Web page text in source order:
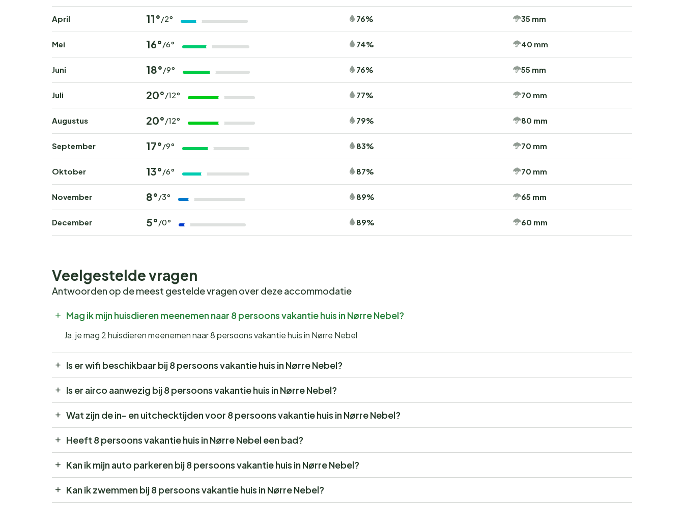
April 11°/2° 76% 35 mm
Mei 16°/6° 74% 40 mm
Juni 18°/9° 76% 55 mm
Juli 20°/12° 77% 70 mm
Augustus 20°/12° 79% 80 mm
September 17°/9° 83% 70 mm
Oktober 13°/6° 87% 70 mm
November 8°/3° 89% 65 mm
December 5°/0° 89% 60 mm
Veelgestelde vragen
Antwoorden op de meest gestelde vragen over deze accommodatie
Mag ik mijn huisdieren meenemen naar 8 persoons vakantie huis in Nørre Nebel?
Ja, je mag 2 huisdieren meenemen naar 8 persoons vakantie huis in Nørre Nebel
Is er wifi beschikbaar bij 8 persoons vakantie huis in Nørre Nebel?
Is er airco aanwezig bij 8 persoons vakantie huis in Nørre Nebel?
Wat zijn de in- en uitchecktijden voor 8 persoons vakantie huis in Nørre Nebel?
Heeft 8 persoons vakantie huis in Nørre Nebel een bad?
Kan ik mijn auto parkeren bij 8 persoons vakantie huis in Nørre Nebel?
Kan ik zwemmen bij 8 persoons vakantie huis in Nørre Nebel?